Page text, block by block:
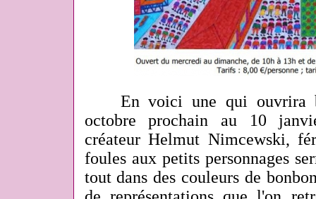
En voici une qui ouvrira
octobre prochain au 10
créateur Helmut Nimcewski,
foules aux petits personnages
tout dans des couleurs de